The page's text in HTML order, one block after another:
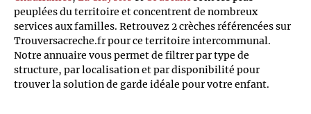
peuplées du territoire et concentrent de nombreux
services aux familles. Retrouvez 2 crèches référencées sur
Trouversacreche.fr pour ce territoire intercommunal.
Notre annuaire vous permet de filtrer par type de
structure, par localisation et par disponibilité pour
trouver la solution de garde idéale pour votre enfant.